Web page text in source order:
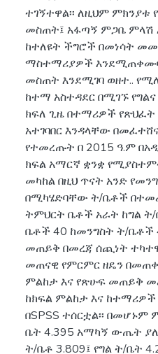
ተገኝተዋል፡፡ ለዚህም
መስጠት፤ አፋጣኝ ምጋቤ ምላሽ
ከተለዩት ችግሮች በመነሳት
ማስተማሪያዎች
መስጠት እንደሚገባ ወዘተ..
ከተማ አስተዳደር በሚገኙ
ክፍለ ጊዜ በተማሪዎች
አተገባበር እንዳላቸው
የተመረጡት በ 2015 ዓ.ም
ክፍል አማርኛ ቋንቋ
መካከል በዚህ ጥናት አንድ
በሚካሄድባቸው ት/ቤቶች
ትምህርት ቤቶች አራት ከግል
ቤቶች 40 ከመንግስት ት/ቤቶች
መጠይቅ በመረጃ ሰጪነት
መጠናዊ የምርምር ዘዴን
ምልከታ እና የጽሁፍ መጠይቅ
ከክፍል ምልከታ እና
በSPSS ተሰርቷል፡፡
ቤት 4.395 አማካኝ ውጤት
ት/ቤቶ 3.809፤ የግል ት/ቤት